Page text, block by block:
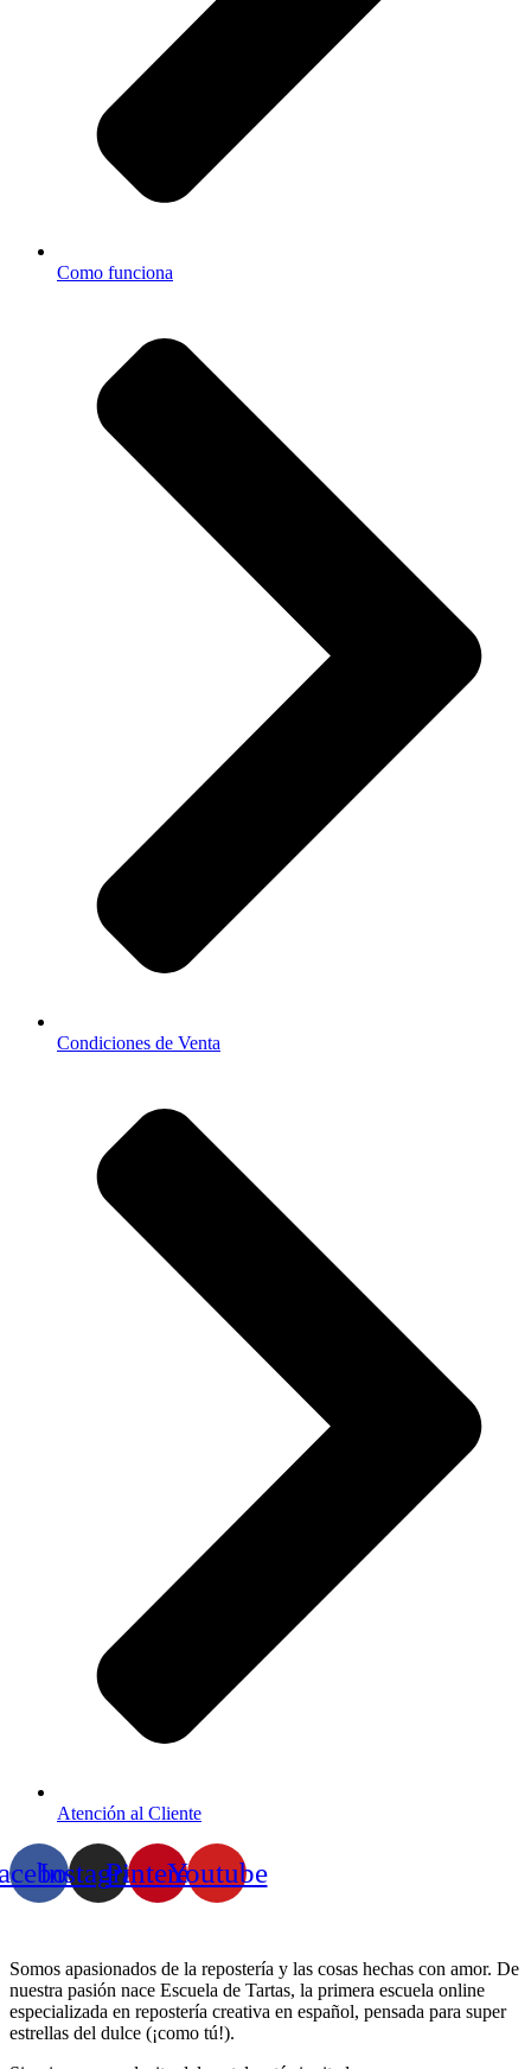
Como funciona
Condiciones de Venta
Atención al Cliente
InstagramPinterestYoutube
Somos apasionados de la repostería y las cosas hechas con amor. De
nuestra pasión nace Escuela de Tartas, la primera escuela online
especializada en repostería creativa en español, pensada para super
estrellas del dulce (¡como tú!).